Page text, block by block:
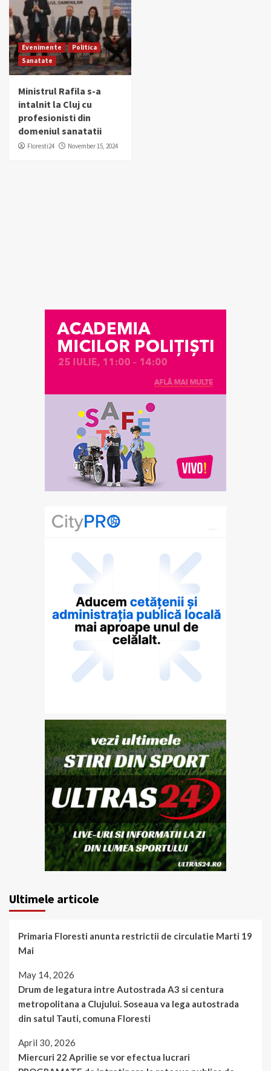
Evenimente
Politica
Sanatate
Ministrul Rafila s-a
intalnit la Cluj cu
profesionisti din
domeniul sanatatii
Floresti24 November 15, 2024
Ultimele articole
Primaria Floresti anunta restrictii de circulatie Marti 19
Mai
May 14, 2026
Drum de legatura intre Autostrada A3 si centura
metropolitana a Clujului. Soseaua va lega autostrada
din satul Tauti, comuna Floresti
April 30, 2026
Miercuri 22 Aprilie se vor efectua lucrari